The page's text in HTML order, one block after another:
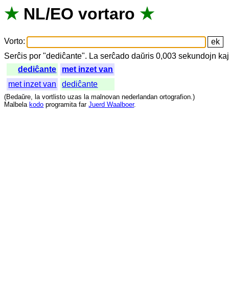
★ NL/EO vortaro ★
Vorto:
Serĉis por "dediĉante". La serĉado daŭris 0,003sekundojn kaj
dediĉante
met inzet van
met inzet van
dediĉante
(Bedaŭre, la vortlisto uzas la malnovan nederlandan ortografion.)
Malbela kodo programita far Juerd Waalboer.